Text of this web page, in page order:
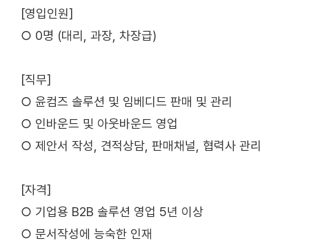
[영입인원]
○ 0명 (대리, 과장, 차장급)
[직무]
○ 윤컴즈 솔루션 및 임베디드 판매 및 관리
○ 인바운드 및 아웃바운드 영업
○ 제안서 작성, 견적상담, 판매채널, 협력사 관리
[자격]
○ 기업용 B2B 솔루션 영업 5년 이상
○ 문서작성에 능숙한 인재